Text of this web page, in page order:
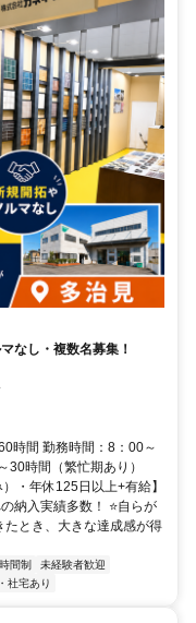
なし・複数名募集！
時間 勤務時間：8：00～
時間（繁忙期あり）
・年休125日以上+有給】
納入実績多数！ ⭐自らが
とき、大きな達成感が得
間制
未経験者歓迎
社宅あり